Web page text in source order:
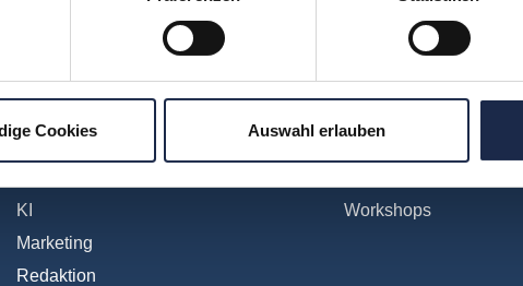
Cookies Auswahl erlauben
Abo & Subscription
Anzeigen
Internationales
KI
Marketing
Redaktion
Konferenzen
Touren
Workshops